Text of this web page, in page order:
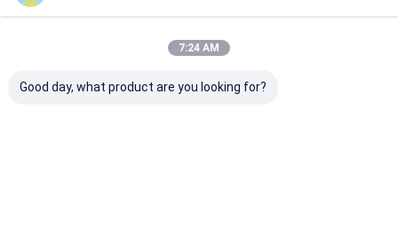
セルフ サービスの売店
伸ばされたLCD表示
7:24 AM
Good day, what product are you looking for?